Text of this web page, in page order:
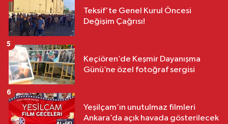
Teksif'te Genel Kurul Öncesi
Değişim Çağrısı!
Keçiören’de Keşmir Dayanışma
Günü’ne özel fotoğraf sergisi
5
Yeşilçam’ın unutulmaz filmleri
Ankara’da açık havada gösterilecek
6